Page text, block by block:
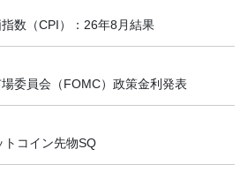
数（CPI）：26年8月結果
委員会（FOMC）政策金利発表
トコイン先物SQ